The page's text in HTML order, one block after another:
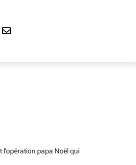
l’opération papa Noël qui